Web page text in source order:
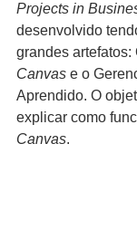
Projects in
desenvolvido
grandes artefatos:
Canvas e o
Aprendido. O
explicar como
Canvas.